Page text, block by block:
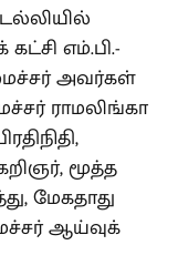
எம்.பி.-
அவர்கள்
ராமலிங்கா
மூத்த
மேகதாது
ஆய்வுக்